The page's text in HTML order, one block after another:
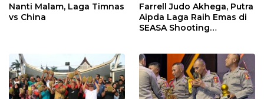
Nanti Malam, Laga Timnas
vs China
Farrell Judo Akhega, Putra
Aipda Laga Raih Emas di
SEASA Shooting